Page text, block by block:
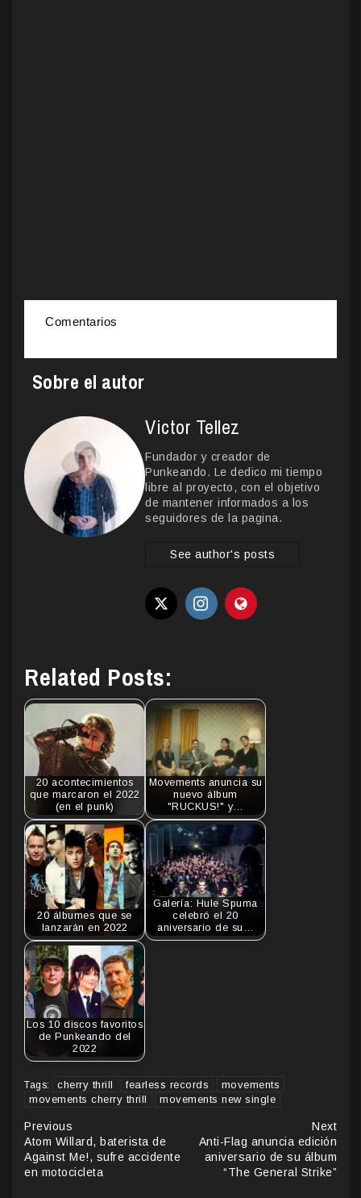
Comentarios
Sobre el autor
Victor Tellez
Fundador y creador de
Punkeando. Le dedico mi tiempo
libre al proyecto, con el objetivo
de mantener informados a los
seguidores de la pagina.
See author's posts
Related Posts:
20 acontecimientos
que marcaron el 2022
(en el punk)
Movements anuncia su
nuevo álbum
"RUCKUS!" y…
20 álbumes que se
lanzarán en 2022
Galería: Hule Spuma
celebró el 20
aniversario de su…
Los 10 discos favoritos
de Punkeando del
2022
Tags: cherry thrill fearless records
movements
movements cherry thrill
movements new single
Continue
Reading
Previous
Atom Willard, baterista de
Against Me!, sufre accidente
en motocicleta
Next
Anti-Flag anuncia edición
aniversario de su álbum
“The General Strike”